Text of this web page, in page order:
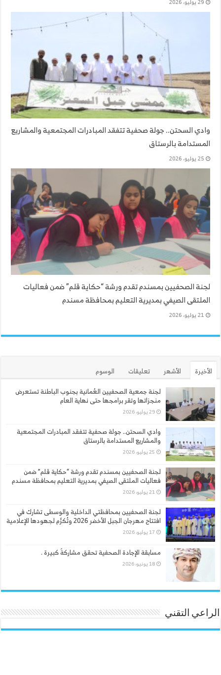
29 يوليو، 2026
وادي السحتن.. جولة صحفية تتفقد المبادرات المجتمعية والمشاريع
المستدامة بالرستاق
25 يوليو، 2026
لجنة الصحفيين بمسندم تقدم ورشة “حكاية قلم” ضمن فعاليات
الملتقى الصيفي بمديرية التعليم بمحافظة مسندم
21 يوليو، 2026
الأخيرة الأشهر تعليقات
الوسوم
لجنة جمعية الصحفيين العُمانية بجنوب الباطنة تستعرض
منجزاتها وتقر برامجها حتى نهاية العام
29 يوليو، 2026
وادي السحتن.. جولة صحفية تتفقد المبادرات المجتمعية
والمشاريع المستدامة بالرستاق
25 يوليو، 2026
لجنة الصحفيين بمسندم تقدم ورشة “حكاية قلم” ضمن
فعاليات الملتقى الصيفي بمديرية التعليم بمحافظة مسندم
21 يوليو، 2026
لجنة الصحفيين بمحافظتي الداخلية والوسطى تشارك في
افتتاح مهرجان الجبل الأخضر 2026 وتُكرَّم لجهودها الإعلامية
17 يوليو، 2026
مسابقة الإجادة الصحفية تحقق مشاركةً كبيرة .
18 يونيو، 2026
الراعي التقني